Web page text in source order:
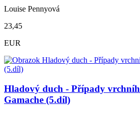
Louise Pennyová
23,45
EUR
Hladový duch - Případy
Gamache (5.díl)